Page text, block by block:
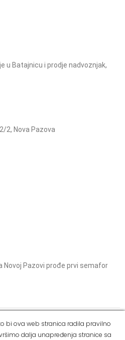
u Batajnicu i prodje nadvoznjak,
2, Nova Pazova
Novoj Pazovi prođe prvi semafor
bi ova web stranica radila pravilno
dalja unapređenja stranice sa